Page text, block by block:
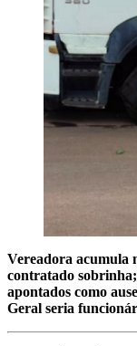
Vereadora acumula
contratado
apontados como
Geral seria